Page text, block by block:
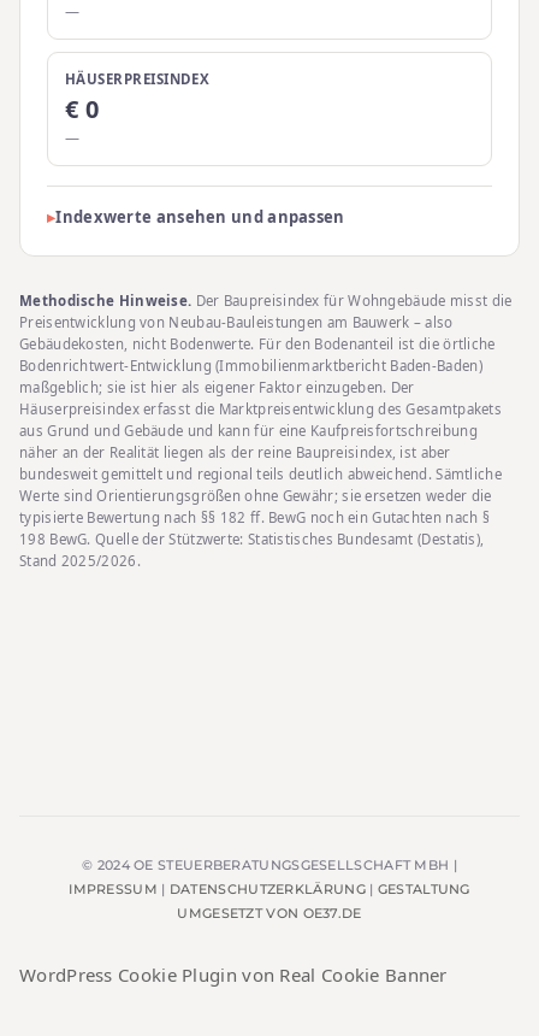
—
HÄUSERPREISINDEX
€ 0
—
Indexwerte ansehen und anpassen
Methodische Hinweise. Der Baupreisindex für Wohngebäude misst die
Preisentwicklung von Neubau-Bauleistungen am Bauwerk – also
Gebäudekosten, nicht Bodenwerte. Für den Bodenanteil ist die örtliche
Bodenrichtwert-Entwicklung (Immobilienmarktbericht Baden-Baden)
maßgeblich; sie ist hier als eigener Faktor einzugeben. Der
Häuserpreisindex erfasst die Marktpreisentwicklung des Gesamtpakets
aus Grund und Gebäude und kann für eine Kaufpreisfortschreibung
näher an der Realität liegen als der reine Baupreisindex, ist aber
bundesweit gemittelt und regional teils deutlich abweichend. Sämtliche
Werte sind Orientierungsgrößen ohne Gewähr; sie ersetzen weder die
typisierte Bewertung nach §§ 182 ff. BewG noch ein Gutachten nach §
198 BewG. Quelle der Stützwerte: Statistisches Bundesamt (Destatis),
Stand 2025/2026.
© 2024 OE STEUERBERATUNGSGESELLSCHAFT MBH |
IMPRESSUM | DATENSCHUTZERKLÄRUNG| GESTALTUNG
UMGESETZT VON OE37.DE
WordPress Cookie Plugin von Real Cookie Banner